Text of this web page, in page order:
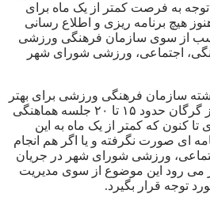
به فرصت کمتر از یک ماه برای
هیچ برنامه ریزی و اطلاع رسانی
از سوی سازمان فرهنگی ورزشی
اجتماعی، ورزشی شورای شهر
سازمان فرهنگی ورزشی برای بهتر
برگزار شدن برنامه های روز گرگان حدود ۱۵ تا ۲۰ جلسه هماهنگی
تا کنون که کمتر از یک ماه به این
ای صورت نگرفته و یا اگر هم انجام
ورزشی شورای شهر در جریان
می رود این موضوع از سوی مدیریت
توجه قرار بگیرد.